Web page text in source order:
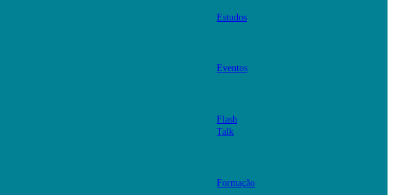
Estudos
Eventos
Flash
Talk
Formação